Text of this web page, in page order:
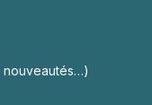
nouveautés…)